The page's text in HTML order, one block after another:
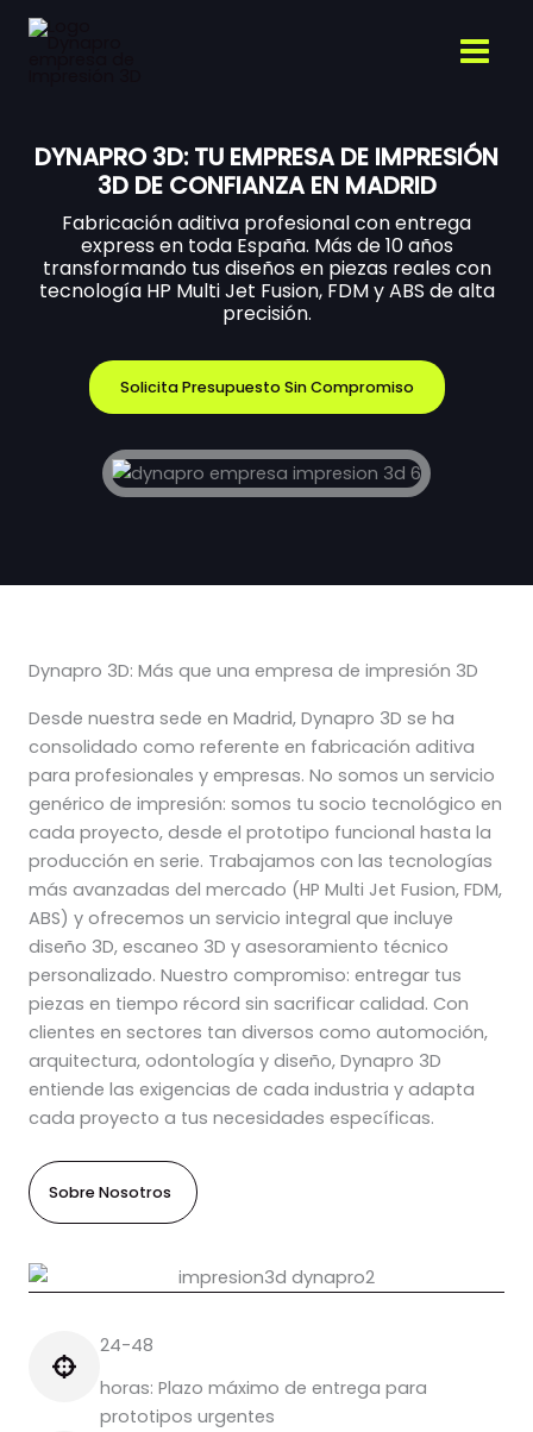
DYNAPRO 3D: TU EMPRESA DE IMPRESIÓN
3D DE CONFIANZA EN MADRID
Fabricación aditiva profesional con entrega
express en toda España. Más de 10 años
transformando tus diseños en piezas reales con
tecnología HP Multi Jet Fusion, FDM y ABS de alta
precisión.
Solicita Presupuesto Sin Compromiso
Dynapro 3D: Más que una empresa de impresión 3D
Desde nuestra sede en Madrid, Dynapro 3D se ha
consolidado como referente en fabricación aditiva
para profesionales y empresas. No somos un servicio
genérico de impresión: somos tu socio tecnológico en
cada proyecto, desde el prototipo funcional hasta la
producción en serie. Trabajamos con las tecnologías
más avanzadas del mercado (HP Multi Jet Fusion, FDM,
ABS) y ofrecemos un servicio integral que incluye
diseño 3D, escaneo 3D y asesoramiento técnico
personalizado. Nuestro compromiso: entregar tus
piezas en tiempo récord sin sacrificar calidad. Con
clientes en sectores tan diversos como automoción,
arquitectura, odontología y diseño, Dynapro 3D
entiende las exigencias de cada industria y adapta
cada proyecto a tus necesidades específicas.
Sobre Nosotros
24-48
horas: Plazo máximo de entrega para
prototipos urgentes